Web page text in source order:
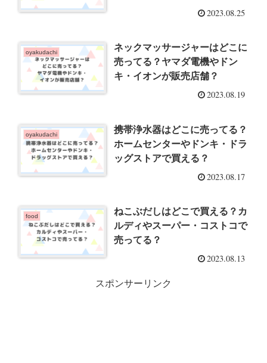
2023.08.25
oyakudachi
ネックマッサージャーはどこに
売ってる？ヤマダ電機やドン
キ・イオンが販売店舗？
2023.08.19
oyakudachi
携帯浄水器はどこに売ってる？
ホームセンターやドンキ・ドラ
ッグストアで買える？
2023.08.17
food
ねこぶだしはどこで買える？カ
ルディやスーパー・コストコで
売ってる？
2023.08.13
スポンサーリンク